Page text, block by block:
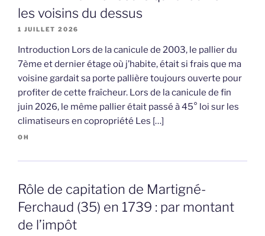
les voisins du dessus
1 JUILLET 2026
Introduction Lors de la canicule de 2003, le pallier du
7ème et dernier étage où j’habite, était si frais que ma
voisine gardait sa porte pallière toujours ouverte pour
profiter de cette fraîcheur. Lors de la canicule de fin
juin 2026, le même pallier était passé à 45° loi sur les
climatiseurs en copropriété Les […]
OH
Rôle de capitation de Martigné-
Ferchaud (35) en 1739 : par montant
de l’impôt